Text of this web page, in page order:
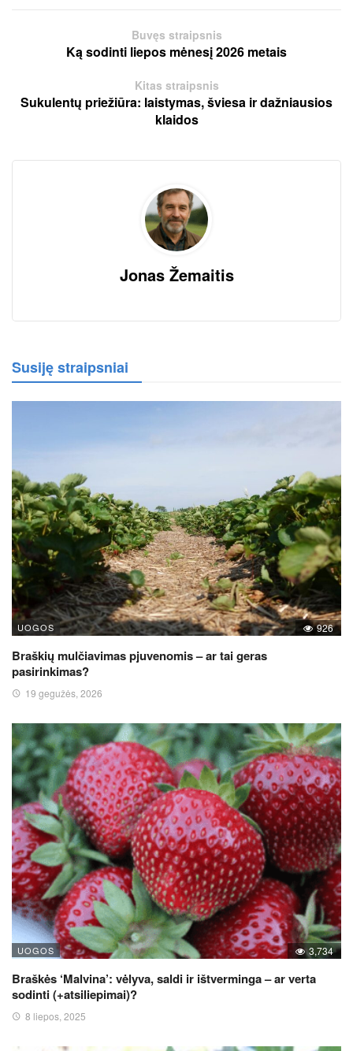
Buvęs straipsnis
Ką sodinti liepos mėnesį 2026 metais
Kitas straipsnis
Sukulentų priežiūra: laistymas, šviesa ir dažniausios
klaidos
Jonas Žemaitis
Susiję straipsniai
UOGOS 926
Braškių mulčiavimas pjuvenomis – ar tai geras
pasirinkimas?
19 gegužės, 2026
UOGOS 3,734
Braškės ‘Malvina’: vėlyva, saldi ir ištverminga – ar verta
sodinti (+atsiliepimai)?
8 liepos, 2025